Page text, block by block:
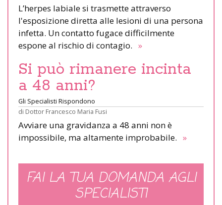
L’herpes labiale si trasmette attraverso
l'esposizione diretta alle lesioni di una persona
infetta. Un contatto fugace difficilmente
espone al rischio di contagio. »
Si può rimanere incinta
a 48 anni?
Gli Specialisti Rispondono
di Dottor Francesco Maria Fusi
Avviare una gravidanza a 48 anni non è
impossibile, ma altamente improbabile. »
FAI LA TUA DOMANDA AGLI
SPECIALISTI